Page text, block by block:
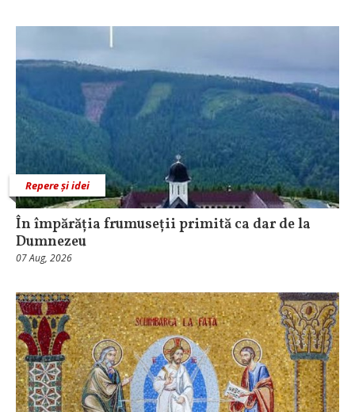
Repere și idei
În împărăția frumuseții primită ca dar de la
Dumnezeu
07 Aug, 2026